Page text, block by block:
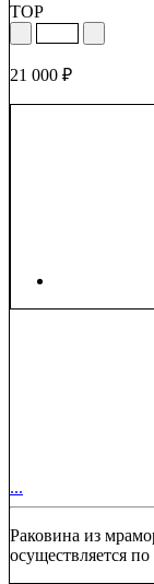
TOP
21 000 ₽
...
Раковина из
осуществляется